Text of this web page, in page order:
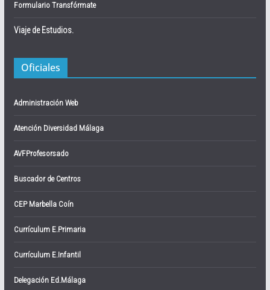
Formulario Transfórmate
Viaje de Estudios.
Oficiales
Administración Web
Atención Diversidad Málaga
AVFProfesorsado
Buscador de Centros
CEP Marbella Coín
Currículum E.Primaria
Currículum E.Infantil
Delegación Ed.Málaga